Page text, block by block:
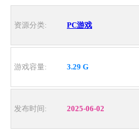
资源分类: PC游戏
游戏容量: 3.29 G
发布时间: 2025-06-02